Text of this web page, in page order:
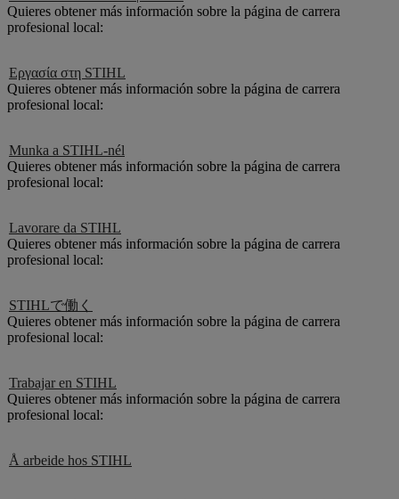
Quieres obtener más información sobre la página de carrera
profesional local:
Εργασία στη STIHL
Quieres obtener más información sobre la página de carrera
profesional local:
Munka a STIHL-nél
Quieres obtener más información sobre la página de carrera
profesional local:
Lavorare da STIHL
Quieres obtener más información sobre la página de carrera
profesional local:
STIHLで働く
Quieres obtener más información sobre la página de carrera
profesional local:
Trabajar en STIHL
Quieres obtener más información sobre la página de carrera
profesional local:
Å arbeide hos STIHL